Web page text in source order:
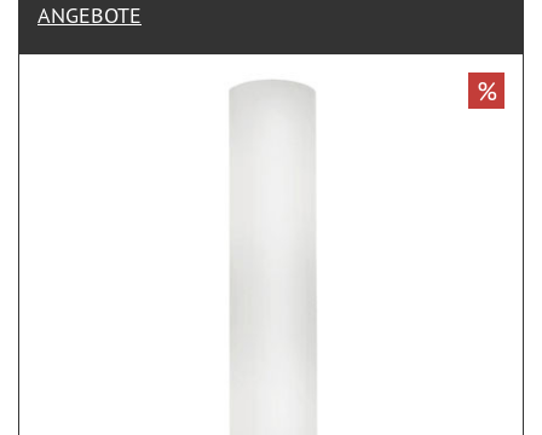
ANGEBOTE
%